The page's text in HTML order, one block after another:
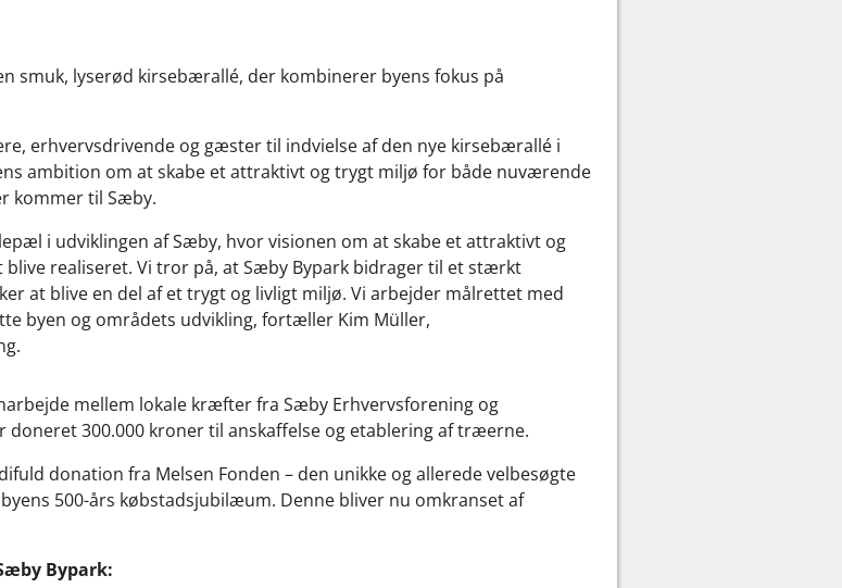
smuk, lyserød kirsebærallé, der kombinerer byens fokus på
erhvervsdrivende og gæster til indvielse af den nye kirsebærallé i
ambition om at skabe et attraktivt og trygt miljø for både nuværende
kommer til Sæby.
i udviklingen af Sæby, hvor visionen om at skabe et attraktivt og
realiseret. Vi tror på, at Sæby Bypark bidrager til et stærkt
at blive en del af et trygt og livligt miljø. Vi arbejder målrettet med
byen og områdets udvikling, fortæller Kim Müller,
mellem lokale kræfter fra Sæby Erhvervsforening og
doneret 300.000 kroner til anskaffelse og etablering af træerne.
donation fra Melsen Fonden – den unikke og allerede velbesøgte
500-års købstadsjubilæum. Denne bliver nu omkranset af
Bypark: